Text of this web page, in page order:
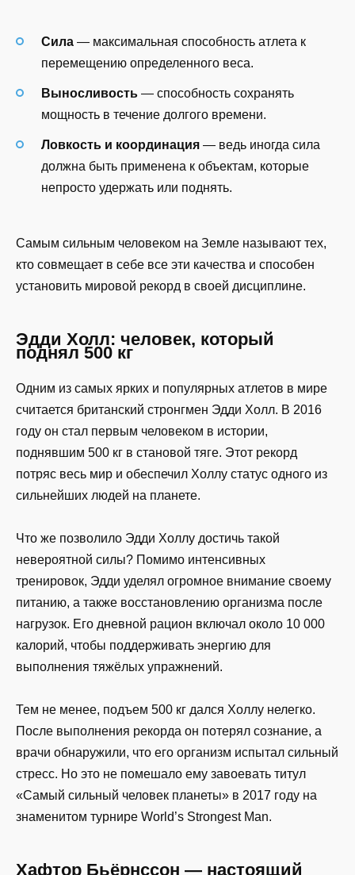
Сила — максимальная способность атлета к
перемещению определенного веса.
Выносливость — способность сохранять
мощность в течение долгого времени.
Ловкость и координация — ведь иногда сила
должна быть применена к объектам, которые
непросто удержать или поднять.
Самым сильным человеком на Земле называют тех,
кто совмещает в себе все эти качества и способен
установить мировой рекорд в своей дисциплине.
Эдди Холл: человек, который
поднял 500 кг
Одним из самых ярких и популярных атлетов в мире
считается британский стронгмен Эдди Холл. В 2016
году он стал первым человеком в истории,
поднявшим 500 кг в становой тяге. Этот рекорд
потряс весь мир и обеспечил Холлу статус одного из
сильнейших людей на планете.
Что же позволило Эдди Холлу достичь такой
невероятной силы? Помимо интенсивных
тренировок, Эдди уделял огромное внимание своему
питанию, а также восстановлению организма после
нагрузок. Его дневной рацион включал около 10 000
калорий, чтобы поддерживать энергию для
выполнения тяжёлых упражнений.
Тем не менее, подъем 500 кг дался Холлу нелегко.
После выполнения рекорда он потерял сознание, а
врачи обнаружили, что его организм испытал сильный
стресс. Но это не помешало ему завоевать титул
«Самый сильный человек планеты» в 2017 году на
знаменитом турнире World’s Strongest Man.
Хафтор Бьёрнссон — настоящий